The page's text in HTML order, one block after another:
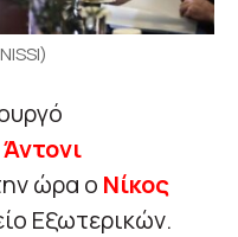
Άντονι
ώρα ο Νίκος
Εξωτερικών.